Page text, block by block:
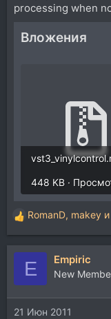
processing when
Вложения
Р
е
а
и
и
:
RomanD, makey и
E Empiric
New
21 Июн 2011